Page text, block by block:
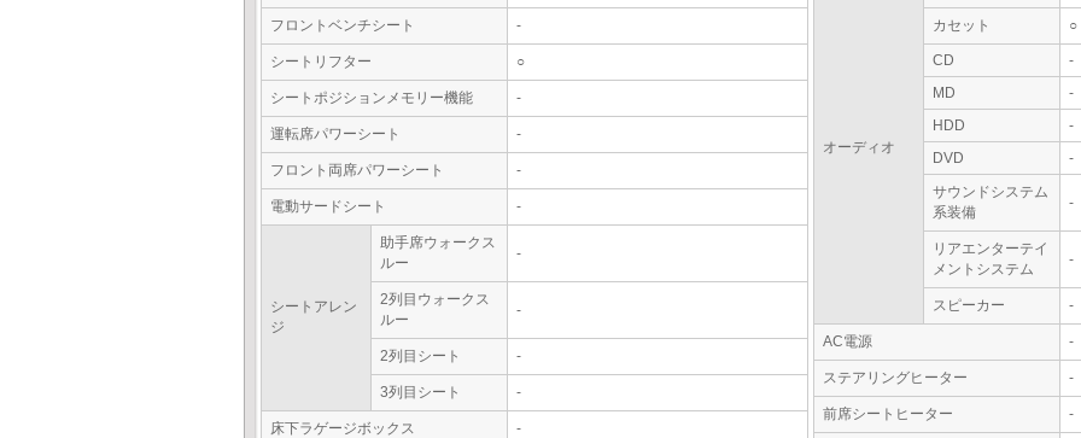
フロントベンチシート -
シートリフター ○
シートポジションメモリー機能 -
運転席パワーシート -
フロント両席パワーシート -
電動サードシート -
シートアレン
ジ
助手席ウォークス
ルー
-
2列目ウォークス
ルー
-
2列目シート -
3列目シート -
床下ラゲージボックス -
オーディオ
カセット ○
CD
-
MD
-
HDD
-
DVD
-
サウンドシステム
系装備
-
リアエンターテイ
メントシステム
-
スピーカー -
AC電源 -
ステアリングヒーター -
前席シートヒーター -